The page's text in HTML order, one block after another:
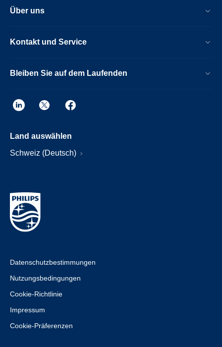
Über uns
Kontakt und Service
Bleiben Sie auf dem Laufenden
Land auswählen
Schweiz (Deutsch)
Datenschutzbestimmungen
Nutzungsbedingungen
Cookie-Richtlinie
Impressum
Cookie-Präferenzen